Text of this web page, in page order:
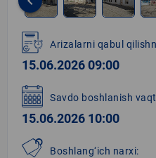
1
of
6
Arizalarni qabul
15.06.2026 09:00
Savdo boshlanish
15.06.2026 10:00
Boshlang‘ich narxi: